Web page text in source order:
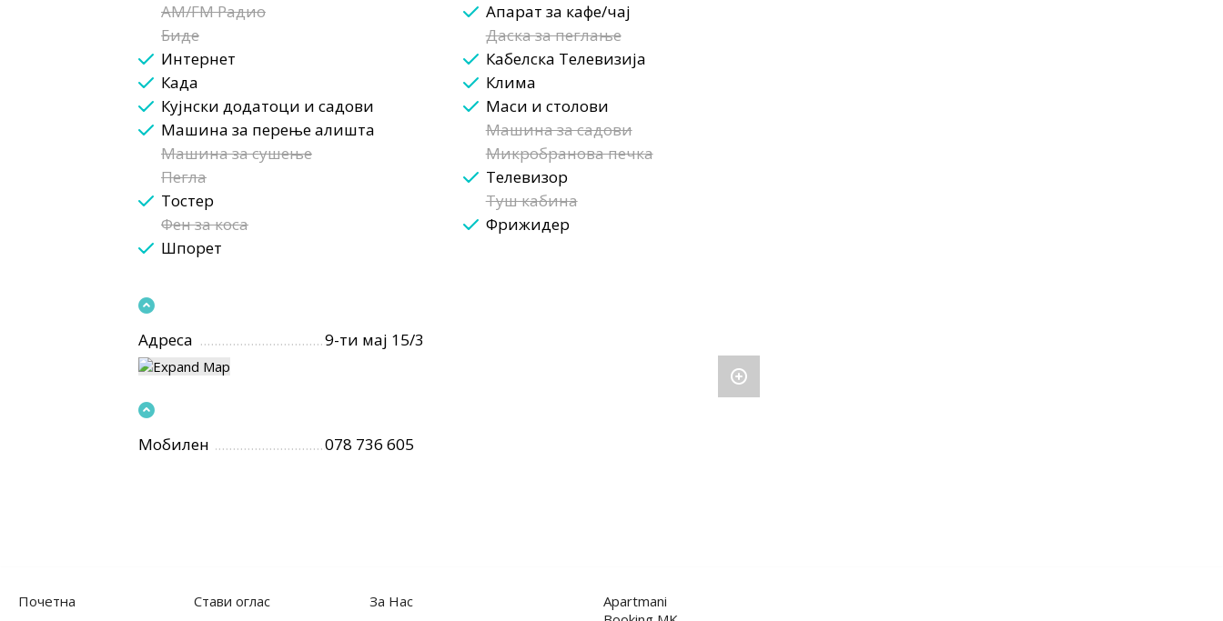
AM/FM Радио
Апарат за кафе/чај
Биде
Даска за пеглање
Интернет
Кабелска Телевизија
Када
Клима
Кујнски додатоци и садови
Маси и столови
Машина за перење алишта
Машина за садови
Машина за сушење
Микробранова печка
Пегла
Телевизор
Тостер
Туш кабина
Фен за коса
Фрижидер
Шпорет
Адреса 9-ти мај 15/3
Мобилен 078 736 605
Почетна Стави оглас
За Нас
Apartmani